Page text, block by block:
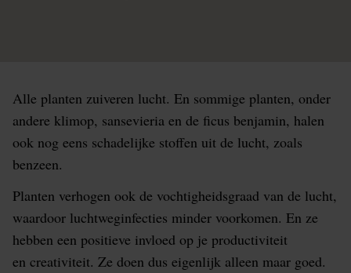
Alle planten zuiveren lucht. En sommige planten, onder
andere klimop, sansevieria en de ficus benjamin, halen
ook nog eens schadelijke stoffen uit de lucht, zoals
benzeen.
Planten verhogen ook de vochtigheidsgraad van de lucht,
waardoor luchtweginfecties minder voorkomen. En ze
hebben een positieve invloed op je productiviteit
en creativiteit. Ze doen dus eigenlijk alleen maar goed.